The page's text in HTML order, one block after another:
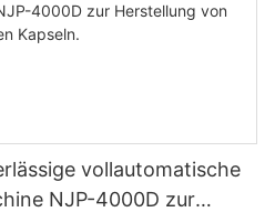
vollautomatische
NJP-4000D zur